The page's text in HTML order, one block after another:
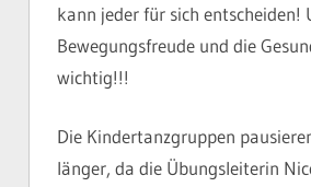
kann jeder für sich entscheiden!
Bewegungsfreude und die
wichtig!!!
Die Kindertanzgruppen
länger, da die Übungsleiterin